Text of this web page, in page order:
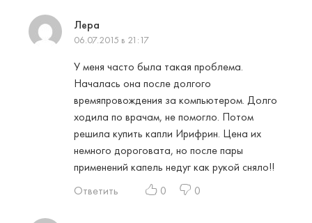
Лера
06.07.2015 в 21:17
У меня часто была такая проблема.
Началась она после долгого
времяпровождения за компьютером. Долго
ходила по врачам, не помогло. Потом
решила купить капли Ирифрин. Цена их
немного дороговата, но после пары
применений капель недуг как рукой сняло!!
Ответить
0 0